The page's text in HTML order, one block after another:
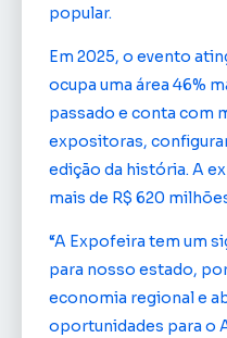
popular.
Em 2025, o evento
ocupa uma área 46%
passado e conta com
expositoras,
edição da história. A
mais de R$ 620
“A Expofeira tem um
para nosso estado,
economia regional e
oportunidades para o